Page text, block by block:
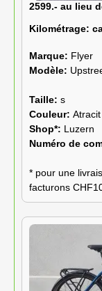
2599.- au lieu
Kilométrage:
Marque: Flyer
Modèle:
Taille: s
Couleur: Atracit
Shop*: Luzern
Numéro de
* pour une
facturons